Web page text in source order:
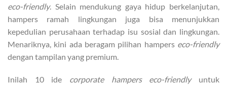
eco-friendly. Selain mendukung gaya hidup berkelanjutan,
hampers ramah lingkungan juga bisa menunjukkan
kepedulian perusahaan terhadap isu sosial dan lingkungan.
Menariknya, kini ada beragam pilihan hampers eco-friendly
dengan tampilan yang premium.
Inilah 10 ide corporate hampers eco-friendlyuntuk